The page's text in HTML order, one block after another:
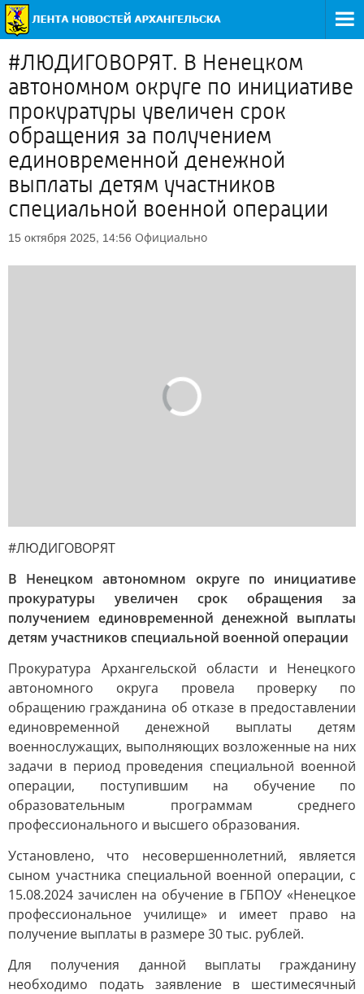
#ЛЮДИГОВОРЯТ. В Ненецком
автономном округе по инициативе
прокуратуры увеличен срок
обращения за получением
единовременной денежной
выплаты детям участников
специальной военной операции
15 октября 2025, 14:56 Официально
#ЛЮДИГОВОРЯТ
В Ненецком автономном округе по инициативе
прокуратуры увеличен срок обращения за
получением единовременной денежной выплаты
детям участников специальной военной операции
Прокуратура Архангельской области и Ненецкого
автономного округа провела проверку по
обращению гражданина об отказе в предоставлении
единовременной денежной выплаты детям
военнослужащих, выполняющих возложенные на них
задачи в период проведения специальной военной
операции, поступившим на обучение по
образовательным программам среднего
профессионального и высшего образования.
Установлено, что несовершеннолетний, является
сыном участника специальной военной операции, с
15.08.2024 зачислен на обучение в ГБПОУ «Ненецкое
профессиональное училище» и имеет право на
получение выплаты в размере 30 тыс. рублей.
Для получения данной выплаты гражданину
необходимо подать заявление в шестимесячный